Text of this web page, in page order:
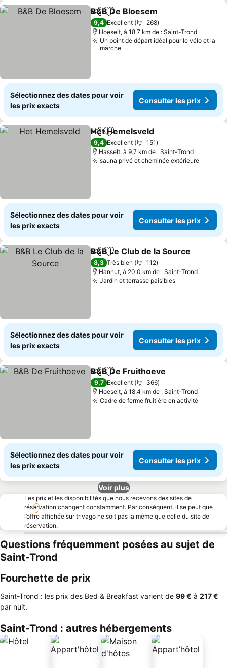
PartagerAjouter à mes favoris
B&B De Bloesem
9,4 Excellent
268
Hoeselt, à 18.7 km de : Saint-Trond
Un point de départ idéal pour le vélo et la
marche
Sélectionnez des dates pour voir
les prix exacts
Consulter les prix
PartagerAjouter à mes favoris
Het Hemelsveld
9,4 Excellent
151
Hasselt, à 9.7 km de : Saint-Trond
sauna privé et cheminée extérieure
Sélectionnez des dates pour voir
les prix exacts
Consulter les prix
PartagerAjouter à mes favoris
B&B Le Club de la Source
8,3 Très bien
112
Hannut, à 20.0 km de : Saint-Trond
Jardin et terrasse paisibles
Sélectionnez des dates pour voir
les prix exacts
Consulter les prix
PartagerAjouter à mes favoris
B&B De Fruithoeve
9,7 Excellent
366
Hoeselt, à 18.4 km de : Saint-Trond
Cadre de ferme fruitière en activité
Sélectionnez des dates pour voir
les prix exacts
Consulter les prix
Voir plus
Les prix et les disponibilités que nous recevons des sites de
réservation changent constamment. Par conséquent, il se peut que
l’offre affichée sur trivago ne soit pas la même que celle du site de
réservation.
Questions fréquemment posées au sujet de
Saint-Trond
Fourchette de prix
Saint-Trond : les prix des Bed & Breakfast varient de ‎99 € à ‎217 €
par nuit.
Saint-Trond : autres hébergements